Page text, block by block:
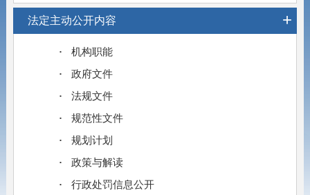
法定主动公开内容 +
机构职能
政府文件
法规文件
规范性文件
规划计划
政策与解读
行政处罚信息公开